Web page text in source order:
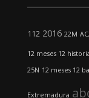
112 2016 22M
12 meses 12
25N 12 meses 12
Extremadura